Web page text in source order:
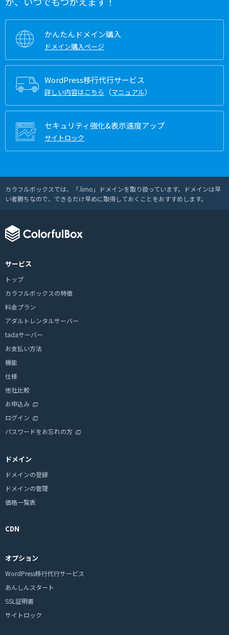
かんたんドメイン購入
ドメイン購入ページ
WordPress移行代行サービス
詳しい内容はこちら （マニュアル）
セキュリティ強化&表示速度アップ
サイトロック
カラフルボックスでは、「.limo」ドメインを取り扱っています。ドメインは早
い者勝ちなので、できるだけ早めに取得しておくことをおすすめします。
サービス
トップ
カラフルボックスの特徴
料金プラン
アダルトレンタルサーバー
tadaサーバー
お支払い方法
機能
仕様
他社比較
お申込み
ログイン
パスワードをお忘れの方
ドメイン
ドメインの登録
ドメインの管理
価格一覧表
CDN
オプション
WordPress移行代行サービス
あんしんスタート
SSL証明書
サイトロック